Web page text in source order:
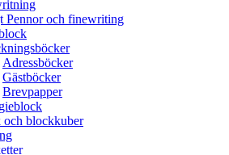
Pennor och finewriting
Adressböcker
Gästböcker
Brevpapper
blockkuber